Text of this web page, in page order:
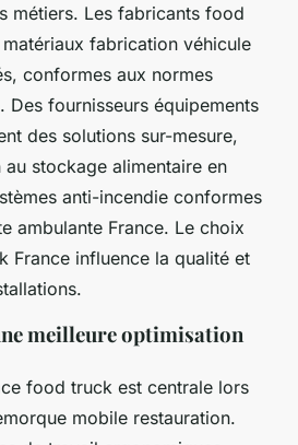
métiers. Les fabricants food
fabrication véhicule
conformes aux normes
Des fournisseurs équipements
des solutions sur-mesure,
stockage alimentaire en
anti-incendie conformes
ambulante France. Le choix
France influence la qualité et
meilleure optimisation
food truck est centrale lors
mobile restauration.